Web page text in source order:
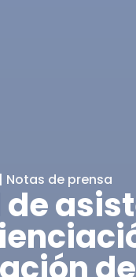
| Notas de prensa
de